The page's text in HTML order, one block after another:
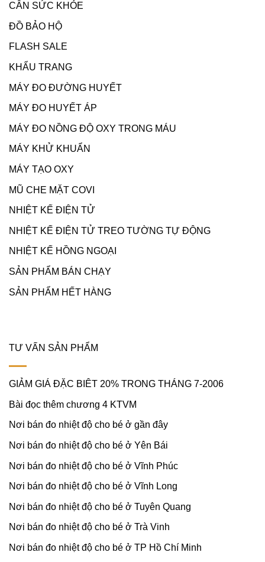
CÂN SỨC KHỎE
ĐỒ BẢO HỘ
FLASH SALE
KHẨU TRANG
MÁY ĐO ĐƯỜNG HUYẾT
MÁY ĐO HUYẾT ÁP
MÁY ĐO NỒNG ĐỘ OXY TRONG MÁU
MÁY KHỬ KHUẨN
MÁY TẠO OXY
MŨ CHE MẶT COVI
NHIỆT KẾ ĐIỆN TỬ
NHIỆT KẾ ĐIỆN TỬ TREO TƯỜNG TỰ ĐỘNG
NHIỆT KẾ HỒNG NGOẠI
SẢN PHẨM BÁN CHẠY
SẢN PHẨM HẾT HÀNG
TƯ VẤN SẢN PHẨM
GIẢM GIÁ ĐẶC BIÊT 20% TRONG THÁNG 7-2006
Bài đọc thêm chương 4 KTVM
Nơi bán đo nhiệt độ cho bé ở gần đây
Nơi bán đo nhiệt độ cho bé ở Yên Bái
Nơi bán đo nhiệt độ cho bé ở Vĩnh Phúc
Nơi bán đo nhiệt độ cho bé ở Vĩnh Long
Nơi bán đo nhiệt độ cho bé ở Tuyên Quang
Nơi bán đo nhiệt độ cho bé ở Trà Vinh
Nơi bán đo nhiệt độ cho bé ở TP Hồ Chí Minh